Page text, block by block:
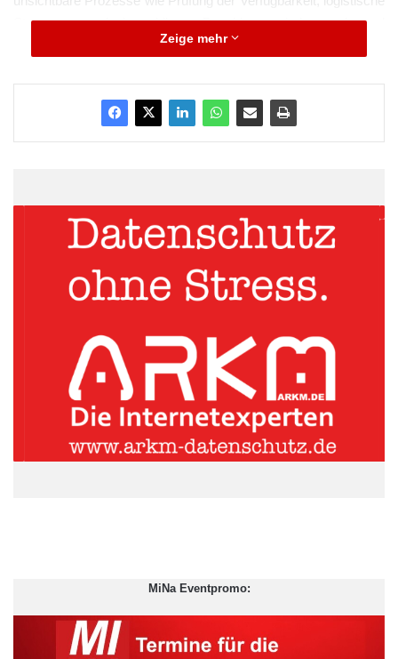
Steuerung und bargeldlose Bezahlung sind zunehmend
ausschlaggebend. Eine aktuelle Umfrage von Trusted Shops
gegen einen Onlineshop entscheiden würden, wenn keine
passenden Zahlungsverfahren angeboten werden. Worauf
Fast zehn Prozent der Bestellvorgänge werden bei der Auswahl
Zeige mehr
MiNa Eventpromo: